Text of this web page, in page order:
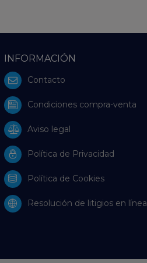
INFORMACIÓN
Contacto
Condiciones compra-venta
Aviso legal
Política de Privacidad
Política de Cookies
Resolución de litigios en línea